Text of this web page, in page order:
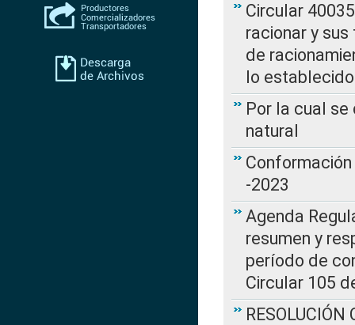
Circular
racionar y
de
lo
Por la cual
natural
-2023
Agenda
resumen y
período de
Circular 105